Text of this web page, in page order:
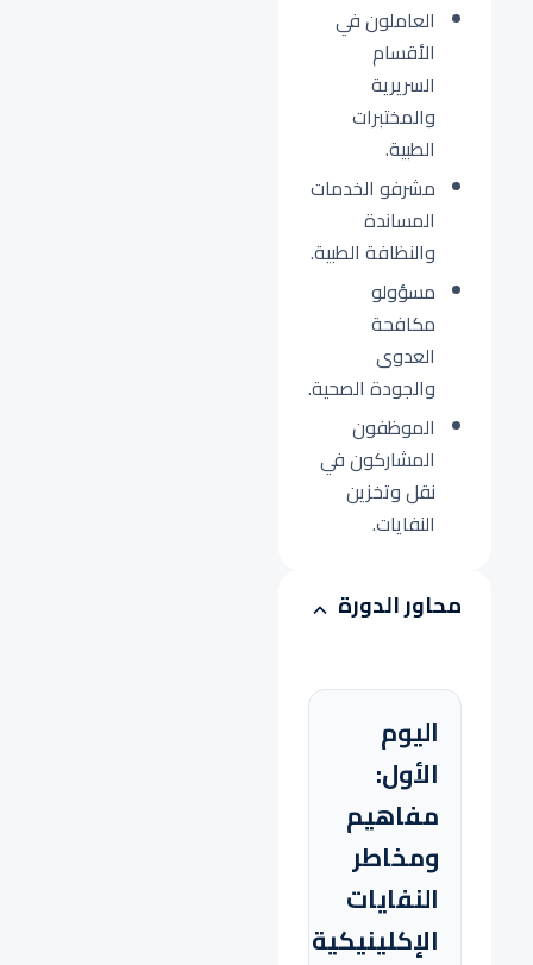
العاملون في
الأقسام
السريرية
والمختبرات
الطبية.
مشرفو الخدمات
المساندة
والنظافة الطبية.
مسؤولو
مكافحة
العدوى
والجودة الصحية.
الموظفون
المشاركون في
نقل وتخزين
النفايات.
محاور الدورة
اليوم
الأول:
مفاهيم
ومخاطر
النفايات
الإكلينيكية